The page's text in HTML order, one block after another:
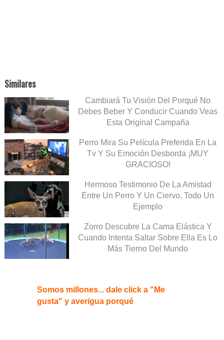
Similares
Cambiará Tu Visión Del Porqué No
Debes Beber Y Conducir Cuando Veas
Esta Original Campaña
Perro Mira Su Película Preferida En La
Tv Y Su Emoción Desborda ¡MUY
GRACIOSO!
Hermoso Testimonio De La Amistad
Entre Un Perro Y Un Ciervo, Todo Un
Ejemplo
Zorro Descubre La Cama Elástica Y
Cuando Intenta Saltar Sobre Ella Es Lo
Más Tierno Del Mundo
Somos millones... dale click a "Me
gusta" y averigua porqué